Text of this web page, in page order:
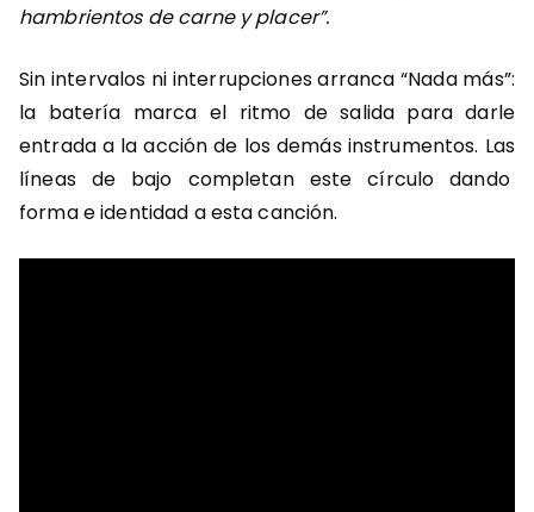
hambrientos de carne y placer”.
Sin intervalos ni interrupciones arranca “Nada más”:
la batería marca el ritmo de salida para darle
entrada a la acción de los demás instrumentos. Las
líneas de bajo completan este círculo dando
forma e identidad a esta canción.